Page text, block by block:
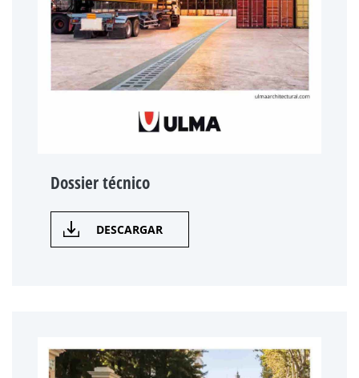
Dossier técnico
DESCARGAR